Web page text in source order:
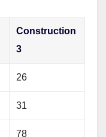
Construction
3
26
31
78